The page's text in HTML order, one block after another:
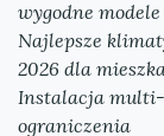
wygodne modele
Najlepsze
2026 dla
Instalacja
ograniczenia